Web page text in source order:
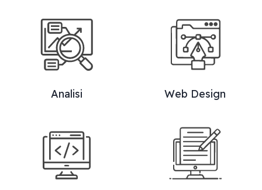
Analisi Web Design